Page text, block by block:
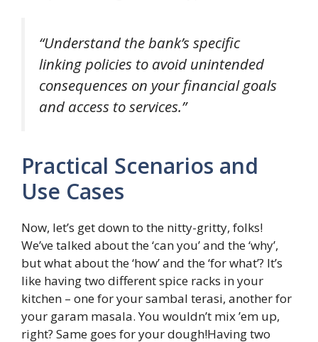
“Understand the bank’s specific
linking policies to avoid unintended
consequences on your financial goals
and access to services.”
Practical Scenarios and
Use Cases
Now, let’s get down to the nitty-gritty, folks!
We’ve talked about the ‘can you’ and the ‘why’,
but what about the ‘how’ and the ‘for what’? It’s
like having two different spice racks in your
kitchen – one for your sambal terasi, another for
your garam masala. You wouldn’t mix ’em up,
right? Same goes for your dough!Having two